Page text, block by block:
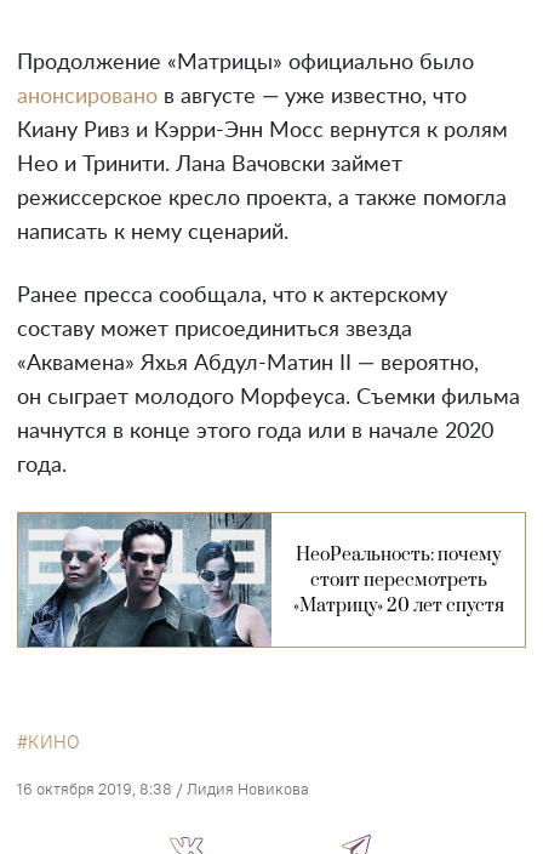
Продолжение «Матрицы» официально было
анонсировано в августе — уже известно, что
Киану Ривз и Кэрри-Энн Мосс вернутся к ролям
Нео и Тринити. Лана Вачовски займет
режиссерское кресло проекта, а также помогла
написать к нему сценарий.
Ранее пресса сообщала, что к актерскому
составу может присоединиться звезда
«Аквамена» Яхья Абдул-Матин II — вероятно,
он сыграет молодого Морфеуса. Съемки фильма
начнутся в конце этого года или в начале 2020
года.
НеоРеальность: почему
стоит пересмотреть
«Матрицу» 20 лет спустя
КИНО
16 октября 2019, 8:38 / Лидия Новикова